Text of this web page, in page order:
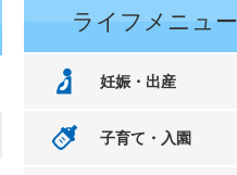
ライフメニュー
妊娠・出産
子育て・入園